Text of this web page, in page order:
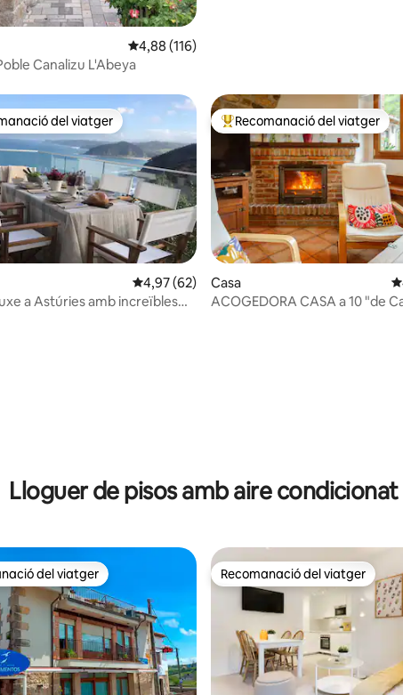
4,88 de puntuació mitjana d'un total de 5; 116
4,88 (116)
Canalizu L'Abeya
d'un total de 5; 70 avaluacions
recomanacions dels viatgers
del viatger
4,97 de puntuació mitjana d'un total de 5; 62
4,97 (62)
a Astúries amb increïbles
Principals recomanacions dels
Recomanació del viatger
Casa
ACOGEDORA CASA a 10 "de
Lloguer de pisos amb aire condicionat
del viatger
del viatger Recomanació del viatger
Recomanació del viatger